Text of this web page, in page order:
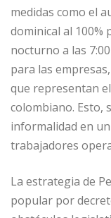
medidas como el
dominical al 100%
nocturno a las
para las
que representan
colombiano. Esto,
informalidad en
trabajadores
La estrategia de
popular por